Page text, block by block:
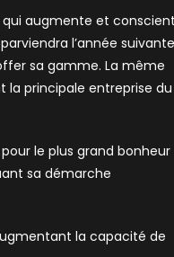
qui augmente et
l’année suivante
sa gamme. La même
la principale entreprise du
le plus grand bonheur
sa démarche
la capacité de